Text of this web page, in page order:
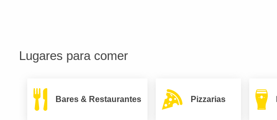
Lugares para comer
Bares & Restaurantes Pizzarias